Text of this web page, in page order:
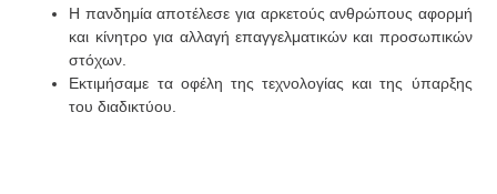
Η πανδημία αποτέλεσε για αρκετούς ανθρώπους αφορμή
και κίνητρο για αλλαγή επαγγελματικών και προσωπικών
στόχων.
Εκτιμήσαμε τα οφέλη της τεχνολογίας και της ύπαρξης
του διαδικτύου.